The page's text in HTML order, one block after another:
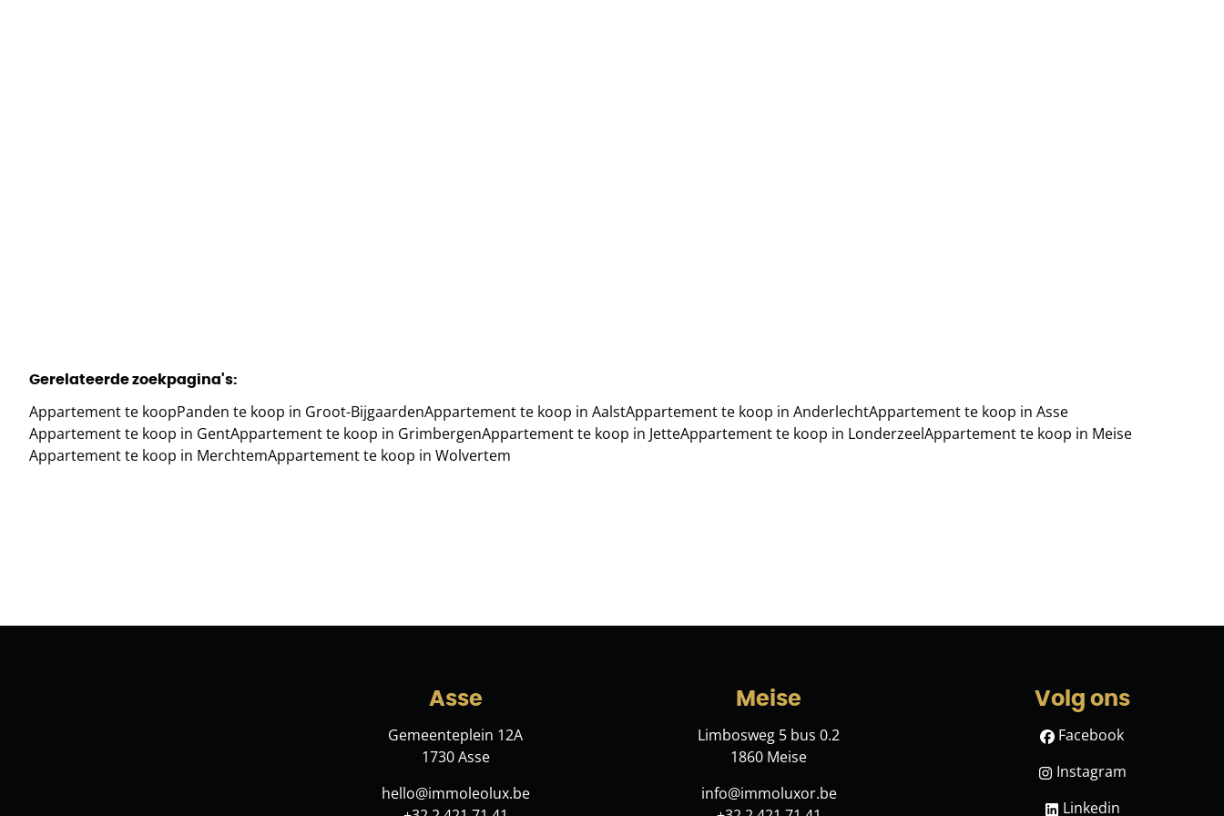
Gerelateerde zoekpagina's:
Appartement te koopPanden te koop in Groot-BijgaardenAppartement te koop in AalstAppartement te koop in AnderlechtAppartement te koop in Asse
Appartement te koop in GentAppartement te koop in GrimbergenAppartement te koop in JetteAppartement te koop in LonderzeelAppartement te koop in Meise
Appartement te koop in MerchtemAppartement te koop in Wolvertem
Asse
Gemeenteplein 12A
1730 Asse
hello@immoleolux.be
Meise
Limbosweg 5 bus 0.2
1860 Meise
info@immoluxor.be
Volg ons
Facebook
Instagram
Linkedin